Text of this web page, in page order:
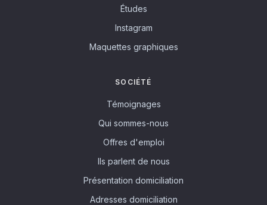
Études
Instagram
Maquettes graphiques
SOCIÉTÉ
Témoignages
Qui sommes-nous
Offres d'emploi
Ils parlent de nous
Présentation domiciliation
Adresses domiciliation